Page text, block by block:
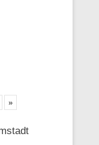
»